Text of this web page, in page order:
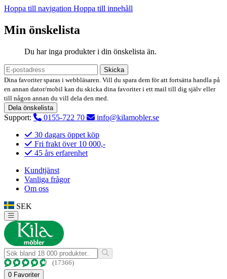
Hoppa till navigation Hoppa till innehåll
Min önskelista
Du har inga produkter i din önskelista än.
Skicka
Dina favoriter sparas i webbläsaren. Vill du spara dem för att fortsätta handla på
en annan dator/mobil kan du skicka dina favoriter i ett mail till dig själv eller
till någon annan du vill dela den med.
Dela önskelista
Support: 0155-722 70
info@kilamobler.se
30 dagars öppet köp
Fri frakt över 10 000,-
45 års erfarenhet
Kundtjänst
Vanliga frågor
Om oss
SEK
(17366)
0 Favoriter